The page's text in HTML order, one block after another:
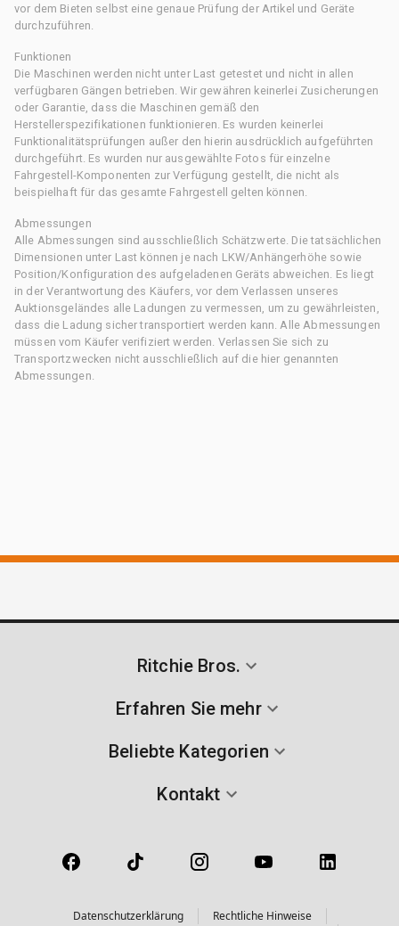
vor dem Bieten selbst eine genaue Prüfung der Artikel und Geräte
durchzuführen.
Funktionen
Die Maschinen werden nicht unter Last getestet und nicht in allen
verfügbaren Gängen betrieben. Wir gewähren keinerlei Zusicherungen
oder Garantie, dass die Maschinen gemäß den
Herstellerspezifikationen funktionieren. Es wurden keinerlei
Funktionalitätsprüfungen außer den hierin ausdrücklich aufgeführten
durchgeführt. Es wurden nur ausgewählte Fotos für einzelne
Fahrgestell-Komponenten zur Verfügung gestellt, die nicht als
beispielhaft für das gesamte Fahrgestell gelten können.
Abmessungen
Alle Abmessungen sind ausschließlich Schätzwerte. Die tatsächlichen
Dimensionen unter Last können je nach LKW/Anhängerhöhe sowie
Position/Konfiguration des aufgeladenen Geräts abweichen. Es liegt
in der Verantwortung des Käufers, vor dem Verlassen unseres
Auktionsgeländes alle Ladungen zu vermessen, um zu gewährleisten,
dass die Ladung sicher transportiert werden kann. Alle Abmessungen
müssen vom Käufer verifiziert werden. Verlassen Sie sich zu
Transportzwecken nicht ausschließlich auf die hier genannten
Abmessungen.
Ritchie Bros.
Erfahren Sie mehr
Beliebte Kategorien
Kontakt
Datenschutzerklärung
Rechtliche Hinweise